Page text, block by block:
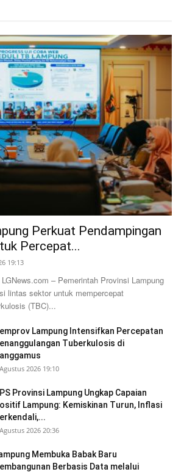
Perkuat Pendampingan
Percepat...
19:13
– Pemerintah Provinsi Lampung
lintas sektor untuk mempercepat
(TBC)...
Lampung Intensifkan Percepatan
Tuberkulosis di
2026 19:10
Provinsi Lampung Ungkap Capaian
Lampung: Kemiskinan Turun, Inflasi
2026 20:36
Membuka Babak Baru
Berbasis Data melalui